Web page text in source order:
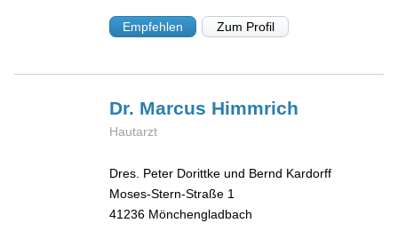
Empfehlen Zum Profil
Dr. Marcus Himmrich
Hautarzt
Dres. Peter Dorittke und Bernd Kardorff
Moses-Stern-Straße 1
41236 Mönchengladbach